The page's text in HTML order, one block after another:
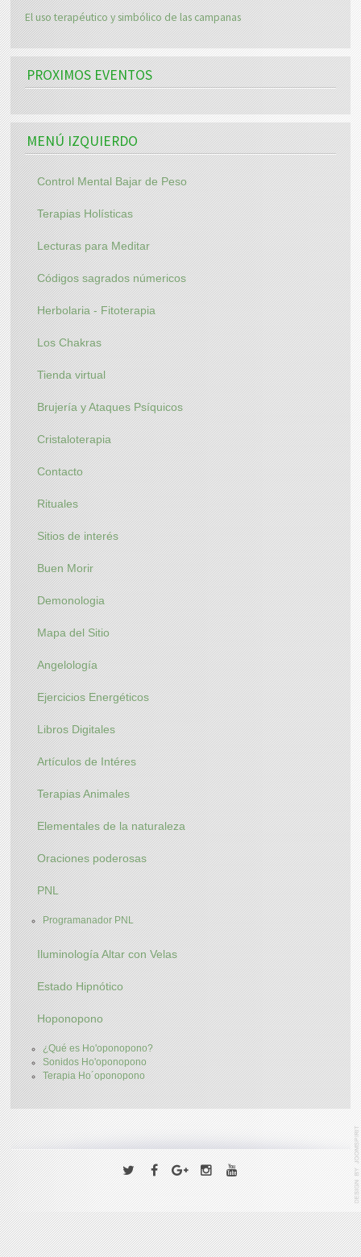
El uso terapéutico y simbólico de las campanas
PROXIMOS EVENTOS
MENÚ IZQUIERDO
Control Mental Bajar de Peso
Terapias Holísticas
Lecturas para Meditar
Códigos sagrados númericos
Herbolaria - Fitoterapia
Los Chakras
Tienda virtual
Brujería y Ataques Psíquicos
Cristaloterapia
Contacto
Rituales
Sitios de interés
Buen Morir
Demonologia
Mapa del Sitio
Angelología
Ejercicios Energéticos
Libros Digitales
Artículos de Intéres
Terapias Animales
Elementales de la naturaleza
Oraciones poderosas
PNL
Programanador PNL
Iluminología Altar con Velas
Estado Hipnótico
Hoponopono
¿Qué es Ho'oponopono?
Sonidos Ho'oponopono
Terapia Ho´oponopono